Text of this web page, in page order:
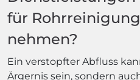
für
nehmen?
Ein verstopfter Abfluss
Ärgernis sein, sondern